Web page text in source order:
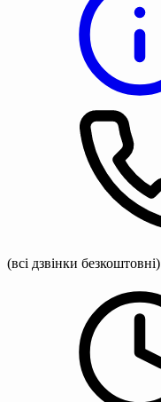
(всі дзвінки безкоштовні)